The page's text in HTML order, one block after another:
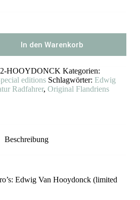
In den Warenkorb
HOOYDONCK Kategorien:
editions Schlagwörter: Edwig
Radfahrer, Original Flandriens
Beschreibung
Edwig Van Hooydonck (limited